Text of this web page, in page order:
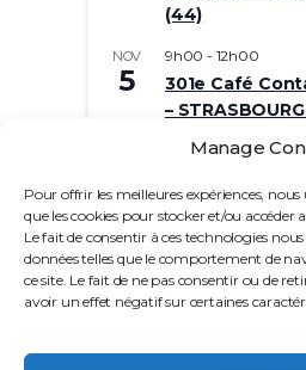
Manage
Pour offrir les meilleures expériences,
que les cookies pour stocker et/ou accéder
Le fait de consentir à ces technologies
données telles que le comportement de
ce site. Le fait de ne pas consentir ou de
avoir un effet négatif sur certaines
(44)
NOV
5
9h00 - 12h00
301e Café
–
9h00-12h00
l’Emploi® –
Voir le calendrier